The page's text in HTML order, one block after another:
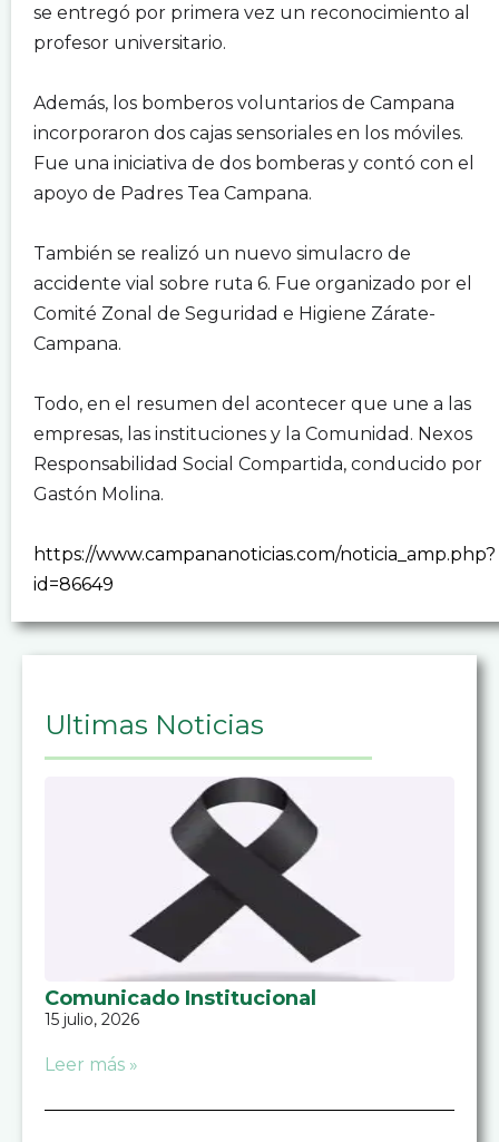
se entregó por primera vez un reconocimiento al
profesor universitario.
Además, los bomberos voluntarios de Campana
incorporaron dos cajas sensoriales en los móviles.
Fue una iniciativa de dos bomberas y contó con el
apoyo de Padres Tea Campana.
También se realizó un nuevo simulacro de
accidente vial sobre ruta 6. Fue organizado por el
Comité Zonal de Seguridad e Higiene Zárate-
Campana.
Todo, en el resumen del acontecer que une a las
empresas, las instituciones y la Comunidad. Nexos
Responsabilidad Social Compartida, conducido por
Gastón Molina.
https://www.campananoticias.com/noticia_amp.php?
id=86649
Ultimas Noticias
Comunicado Institucional
15 julio, 2026
Leer más »